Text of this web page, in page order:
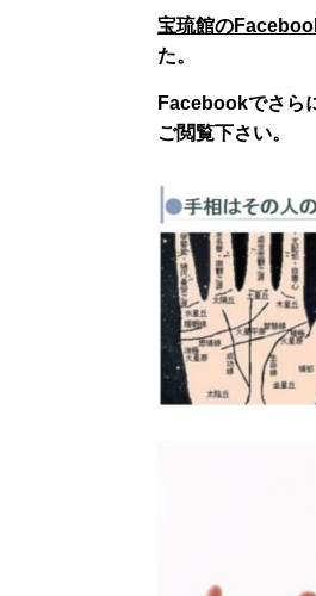
宝琉館の
た。
Facebookでさら
ご閲覧下さい。